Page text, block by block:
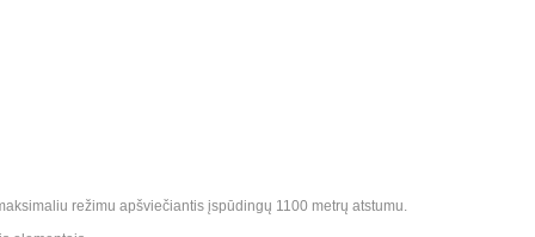
režimu apšviečiantis įspūdingų 1100 metrų atstumu.